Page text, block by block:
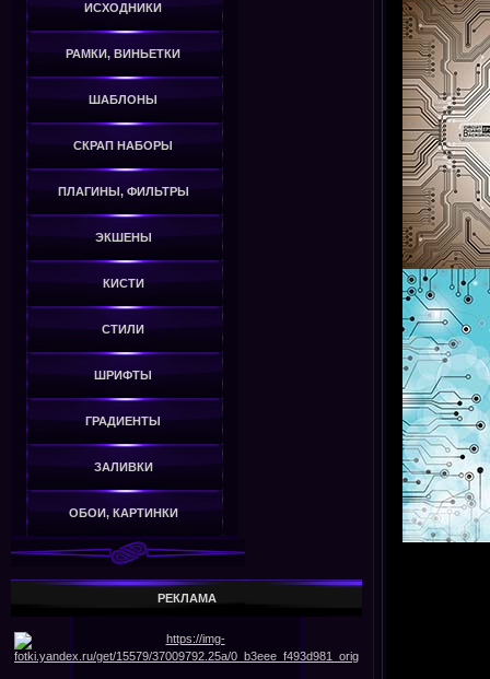
ИСХОДНИКИ
РАМКИ, ВИНЬЕТКИ
ШАБЛОНЫ
СКРАП НАБОРЫ
ПЛАГИНЫ, ФИЛЬТРЫ
ЭКШЕНЫ
КИСТИ
СТИЛИ
ШРИФТЫ
ГРАДИЕНТЫ
ЗАЛИВКИ
ОБОИ, КАРТИНКИ
РЕКЛАМА